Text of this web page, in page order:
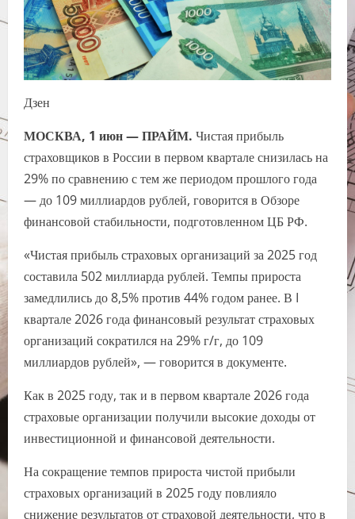
Дзен
МОСКВА, 1 июн — ПРАЙМ. Чистая прибыль
страховщиков в России в первом квартале снизилась на
29% по сравнению с тем же периодом прошлого года
— до 109 миллиардов рублей, говорится в Обзоре
финансовой стабильности, подготовленном ЦБ РФ.
«Чистая прибыль страховых организаций за 2025 год
составила 502 миллиарда рублей. Темпы прироста
замедлились до 8,5% против 44% годом ранее. В I
квартале 2026 года финансовый результат страховых
организаций сократился на 29% г/г, до 109
миллиардов рублей», — говорится в документе.
Как в 2025 году, так и в первом квартале 2026 года
страховые организации получили высокие доходы от
инвестиционной и финансовой деятельности.
На сокращение темпов прироста чистой прибыли
страховых организаций в 2025 году повлияло
снижение результатов от страховой деятельности, что в